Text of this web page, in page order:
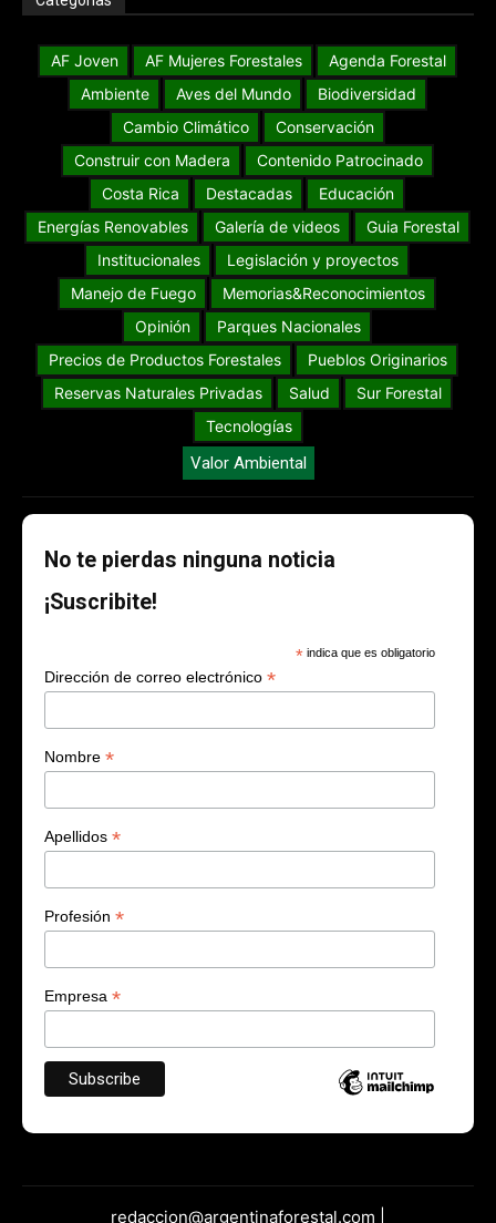
AF Joven AF Mujeres Forestales
Agenda Forestal
Ambiente
Aves del Mundo
Biodiversidad
Cambio Climático
Conservación
Construir con Madera
Contenido Patrocinado
Costa Rica
Destacadas
Educación
Energías Renovables
Galería de videos
Guia Forestal
Institucionales
Legislación y proyectos
Manejo de Fuego
Memorias&Reconocimientos
Opinión
Parques Nacionales
Precios de Productos Forestales
Pueblos Originarios
Reservas Naturales Privadas
Salud
Sur Forestal
Tecnologías
Valor Ambiental
No te pierdas ninguna noticia
¡Suscribite!
* indica que es obligatorio
Dirección de correo electrónico *
Nombre *
Apellidos *
Profesión *
Empresa *
redaccion@argentinaforestal.com |